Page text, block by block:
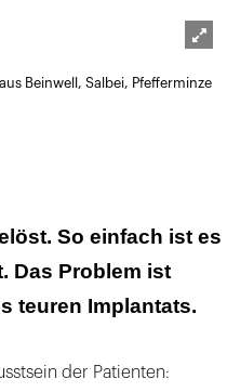
öffnen
Beinwell, Salbei, Pfefferminze
So einfach ist es
Das Problem ist
teuren Implantats.
der Patienten: